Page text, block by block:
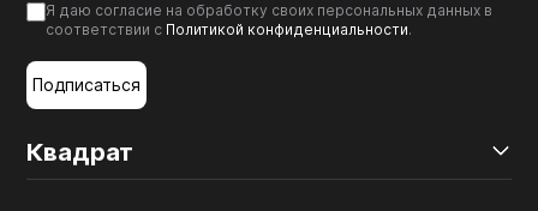
Квадрат
Я даю согласие на обработку своих персональных данных в
соответствии с Политикой конфиденциальности.
Подписаться